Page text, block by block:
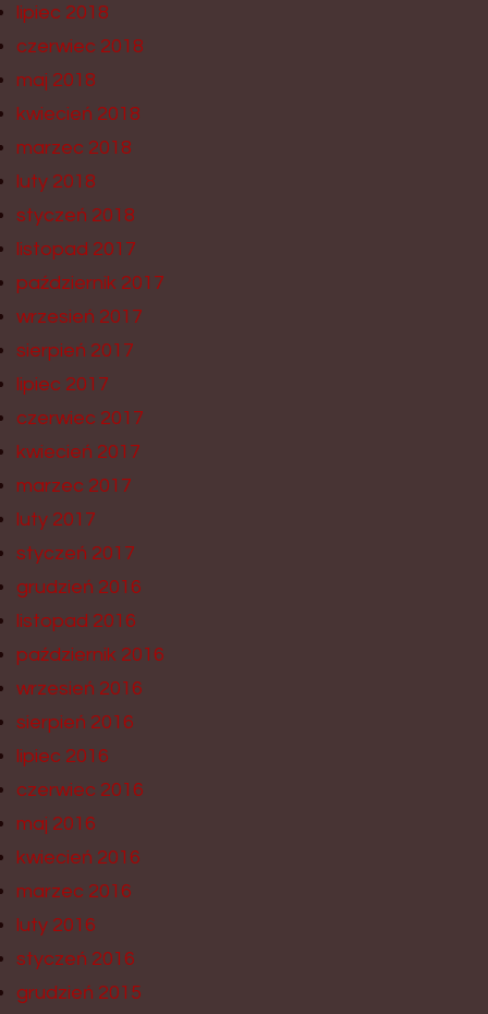
lipiec 2018
czerwiec 2018
maj 2018
kwiecień 2018
marzec 2018
luty 2018
styczeń 2018
listopad 2017
październik 2017
wrzesień 2017
sierpień 2017
lipiec 2017
czerwiec 2017
kwiecień 2017
marzec 2017
luty 2017
styczeń 2017
grudzień 2016
listopad 2016
październik 2016
wrzesień 2016
sierpień 2016
lipiec 2016
czerwiec 2016
maj 2016
kwiecień 2016
marzec 2016
luty 2016
styczeń 2016
grudzień 2015